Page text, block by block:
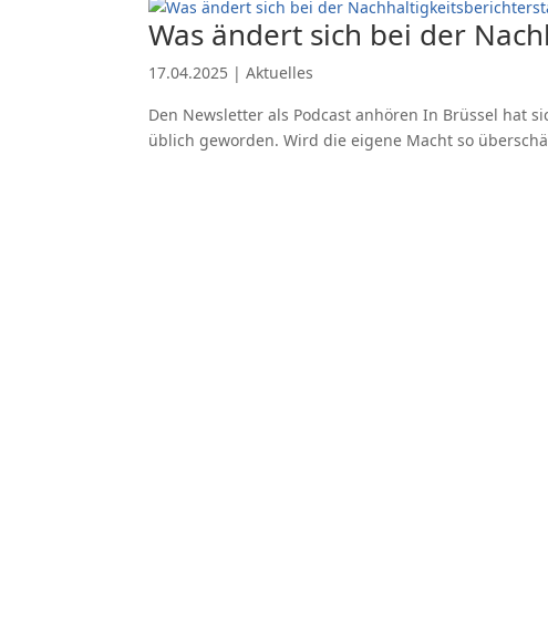
Was ändert sich bei der
17.04.2025 |Aktuelles
Den Newsletter als Podcast anhören In Brüssel hat
üblich geworden. Wird die eigene Macht so